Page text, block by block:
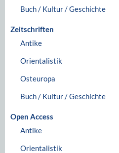
Buch / Kultur / Geschichte
Zeitschriften
Antike
Orientalistik
Osteuropa
Buch / Kultur / Geschichte
Open Access
Antike
Orientalistik